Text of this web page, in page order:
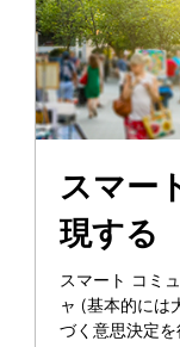
スマー
現する
スマート コミ
ャ (基本的には
づく意思決定